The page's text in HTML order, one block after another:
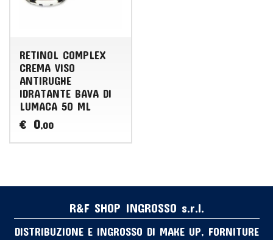
RETINOL COMPLEX
CREMA VISO
ANTIRUGHE
IDRATANTE BAVA DI
LUMACA 50 ML
€ 0,00
R&F SHOP INGROSSO s.r.l.
DISTRIBUZIONE E INGROSSO DI MAKE UP, FORNITURE